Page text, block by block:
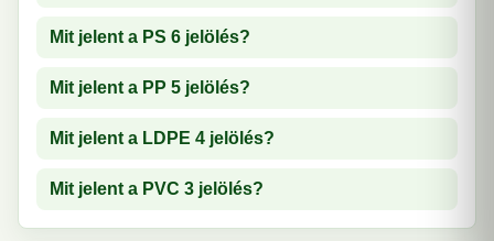
Mit jelent a PS 6 jelölés?
Mit jelent a PP 5 jelölés?
Mit jelent a LDPE 4 jelölés?
Mit jelent a PVC 3 jelölés?